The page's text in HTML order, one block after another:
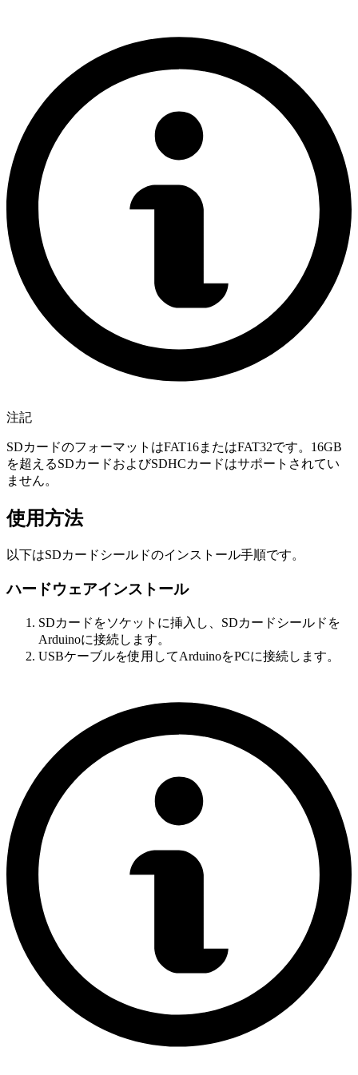
注記
SDカードのフォーマットはFAT16またはFAT32です。16GB
を超えるSDカードおよびSDHCカードはサポートされてい
ません。
使用方法
以下はSDカードシールドのインストール手順です。
ハードウェアインストール
SDカードをソケットに挿入し、SDカードシールドを
Arduinoに接続します。
USBケーブルを使用してArduinoをPCに接続します。